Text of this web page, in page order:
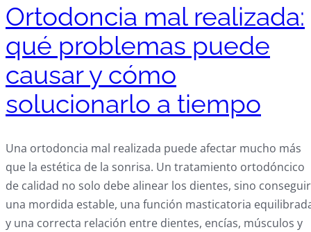
Ortodoncia mal realizada:
qué problemas puede
causar y cómo
solucionarlo a tiempo
Una ortodoncia mal realizada puede afectar mucho más
que la estética de la sonrisa. Un tratamiento ortodóncico
de calidad no solo debe alinear los dientes, sino conseguir
una mordida estable, una función masticatoria
y una correcta relación entre dientes, encías, músculos y